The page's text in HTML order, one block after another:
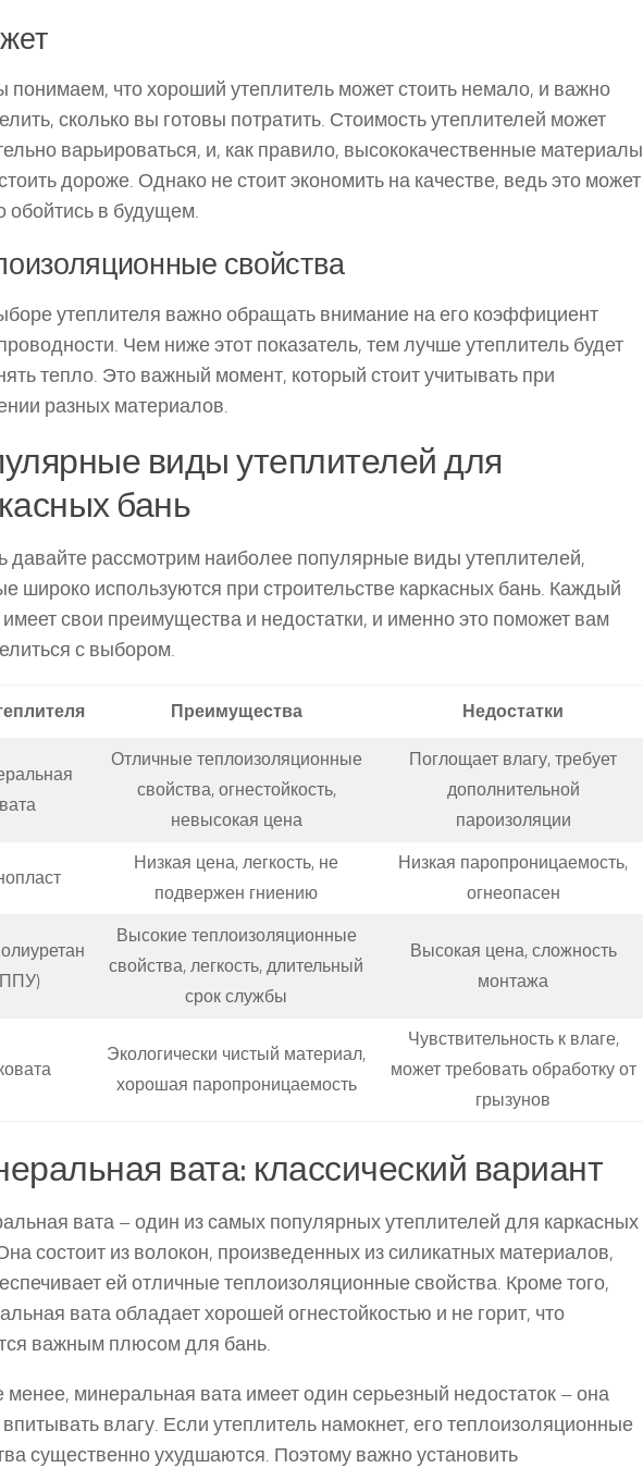
понимаем, что хороший утеплитель может стоить немало, и важно
сколько вы готовы потратить. Стоимость утеплителей может
варьироваться, и, как правило, высококачественные материалы
дороже. Однако не стоит экономить на качестве, ведь это может
обойтись в будущем.
свойства
утеплителя важно обращать внимание на его коэффициент
Чем ниже этот показатель, тем лучше утеплитель будет
тепло. Это важный момент, который стоит учитывать при
разных материалов.
виды утеплителей для
бань
давайте рассмотрим наиболее популярные виды утеплителей,
широко используются при строительстве каркасных бань. Каждый
имеет свои преимущества и недостатки, и именно это поможет вам
с выбором.
Преимущества Недостатки
вата
Отличные теплоизоляционные
свойства, огнестойкость,
невысокая цена
Поглощает влагу, требует
дополнительной
пароизоляции
Низкая цена, легкость, не
подвержен гниению
Низкая паропроницаемость,
огнеопасен
Высокие теплоизоляционные
свойства, легкость, длительный
срок службы
Высокая цена, сложность
монтажа
Экологически чистый материал,
хорошая паропроницаемость
Чувствительность к влаге,
может требовать обработку от
грызунов
вата: классический вариант
вата – один из самых популярных утеплителей для каркасных
состоит из волокон, произведенных из силикатных материалов,
ей отличные теплоизоляционные свойства. Кроме того,
вата обладает хорошей огнестойкостью и не горит, что
важным плюсом для бань.
менее, минеральная вата имеет один серьезный недостаток – она
влагу. Если утеплитель намокнет, его теплоизоляционные
существенно ухудшаются. Поэтому важно установить